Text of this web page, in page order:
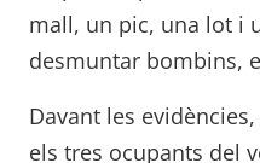
mall, un pic, una lot i
desmuntar bombins,
Davant les
els tres ocupants del